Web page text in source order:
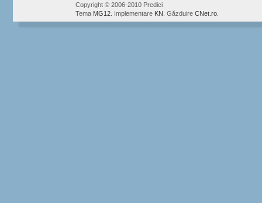
Copyright © 2006-2010 Predici
Tema MG12 . Implementare KN . Găzduire CNet.ro